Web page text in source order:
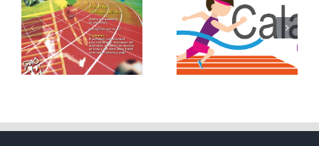
Conoce nuestros
recursos sobre
Carrera de Larga
Duración
Conoce nuestros
recursos sobre la
actividad de Bate y
Carrera